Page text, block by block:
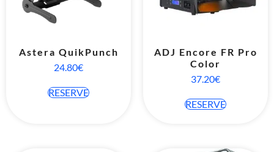
Astera QuikPunch
24.80€
RESERVE
ADJ Encore FR Pro
Color
37.20€
RESERVE